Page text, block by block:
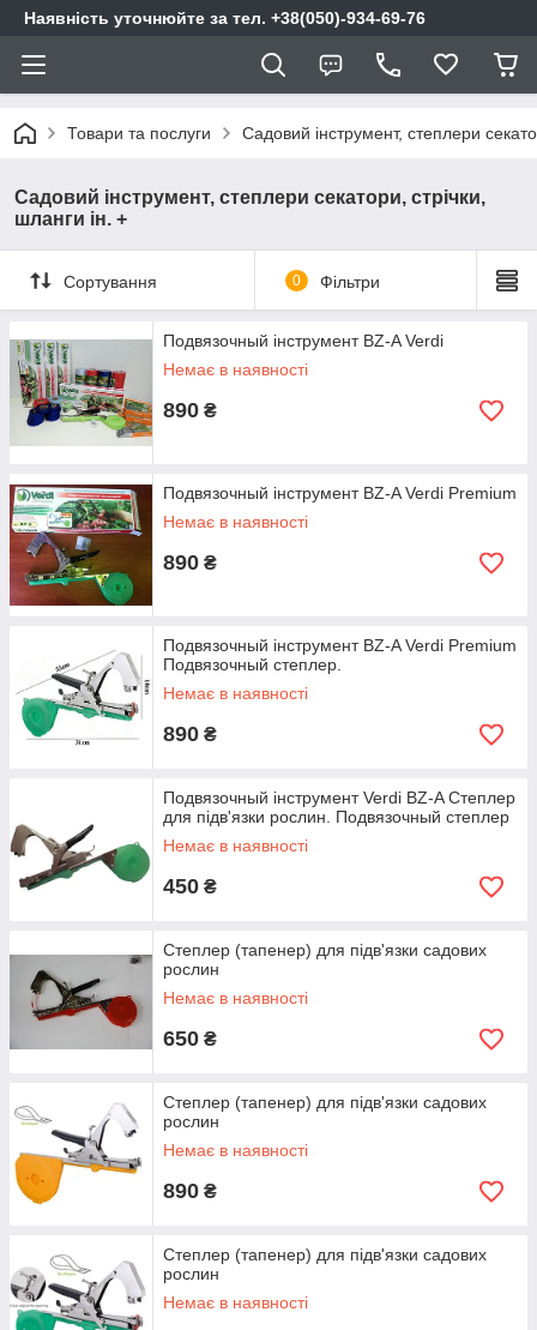
Наявність уточнюйте за тел. +38(050)-934-69-76
Товари та послуги Садовий інструмент, степлери
Садовий інструмент, степлери секатори, стрічки,
шланги ін. +
Сортування 0 Фільтри
Подвязочный інструмент BZ-A Verdi
Немає в наявності
890 ₴
Подвязочный інструмент BZ-A Verdi Premium
Немає в наявності
890 ₴
Подвязочный інструмент BZ-A Verdi Premium
Подвязочный степлер.
Немає в наявності
890 ₴
Подвязочный інструмент Verdi BZ-A Степлер
для підв'язки рослин. Подвязочный степлер
Немає в наявності
450 ₴
Степлер (тапенер) для підв'язки садових
рослин
Немає в наявності
650 ₴
Степлер (тапенер) для підв'язки садових
рослин
Немає в наявності
890 ₴
Степлер (тапенер) для підв'язки садових
рослин
Немає в наявності